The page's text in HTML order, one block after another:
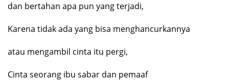
dan bertahan apa pun yang terjadi,
Karena tidak ada yang bisa menghancurkannya
atau mengambil cinta itu pergi,
Cinta seorang ibu sabar dan pemaaf